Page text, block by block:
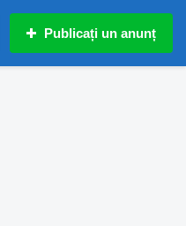
Publicați un anunț